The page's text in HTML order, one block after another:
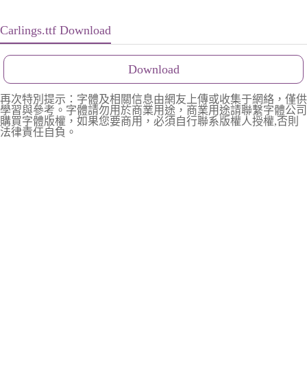
Carlings.ttf Download
Download
再次特別提示：字體及相關信息由網友上傳或收集于網絡，僅供
學習與參考。字體請勿用於商業用途，商業用途請聯繫字體公司
購買字體版權，如果您要商用，必須自行聯系版權人授權,否則
法律責任自負。